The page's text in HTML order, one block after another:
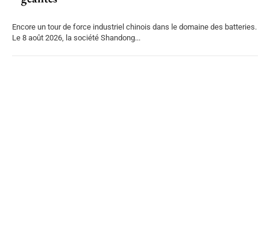
Encore un tour de force industriel chinois dans le domaine des batteries.
Le 8 août 2026, la société Shandong...